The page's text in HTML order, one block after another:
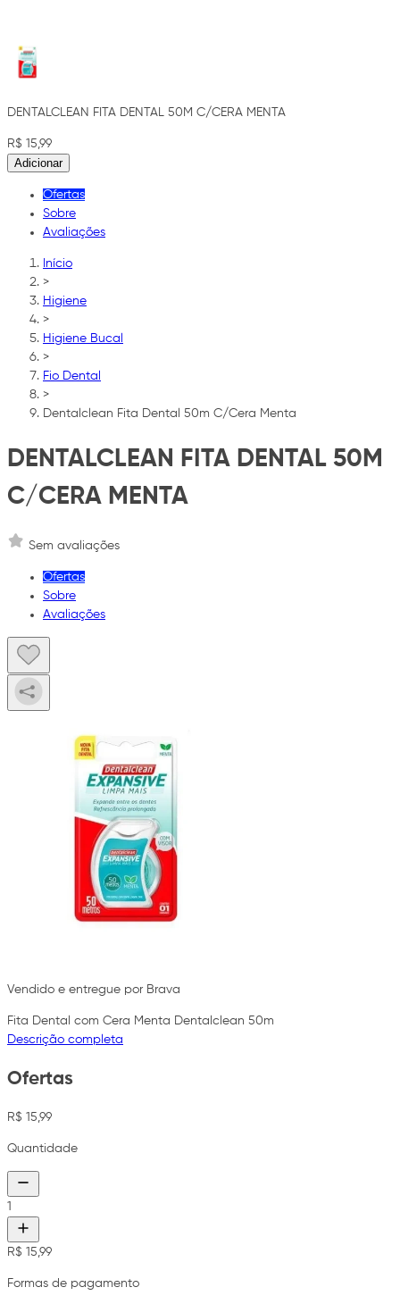
DENTALCLEAN FITA DENTAL 50M C/CERA MENTA
R$ 15,99
Adicionar
Ofertas
Sobre
Avaliações
Início
>
Higiene
>
Higiene Bucal
>
Fio Dental
>
Dentalclean Fita Dental 50m C/Cera Menta
DENTALCLEAN FITA DENTAL 50M
C/CERA MENTA
Sem avaliações
Ofertas
Sobre
Avaliações
Vendido e entregue por Brava
Fita Dental com Cera Menta Dentalclean 50m
Descrição completa
Ofertas
R$ 15,99
Quantidade
1
R$ 15,99
Formas de pagamento